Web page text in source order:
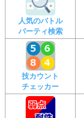
人気のバトル
パーティ検索
技カウント
チェッカー